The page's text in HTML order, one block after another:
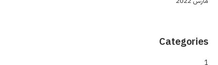
Categories
1